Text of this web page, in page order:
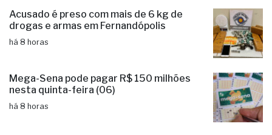
Acusado é preso com mais de 6 kg de
drogas e armas em Fernandópolis
há 8 horas
Mega-Sena pode pagar R$ 150 milhões
nesta quinta-feira (06)
há 8 horas